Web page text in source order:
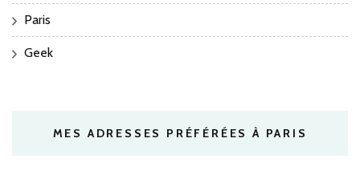
Paris
Geek
MES ADRESSES PRÉFÉRÉES À PARIS